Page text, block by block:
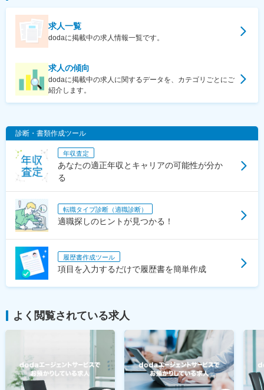
求人一覧
dodaに掲載中の求人情報一覧です。
求人の傾向
dodaに掲載中の求人に関するデータを、カテゴリごとにご
紹介します。
診断・書類作成ツール
年収査定
あなたの適正年収とキャリアの可能性が分か
る
転職タイプ診断（適職診断）
適職探しのヒントが見つかる！
履歴書作成ツール
項目を入力するだけで履歴書を簡単作成
よく閲覧されている求人